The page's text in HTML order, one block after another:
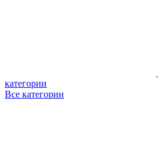
категории
Все категории